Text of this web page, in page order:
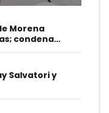
Morena
condena
Salvatori y